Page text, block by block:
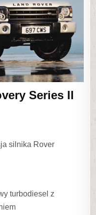
Series II
silnika Rover
turbodiesel z